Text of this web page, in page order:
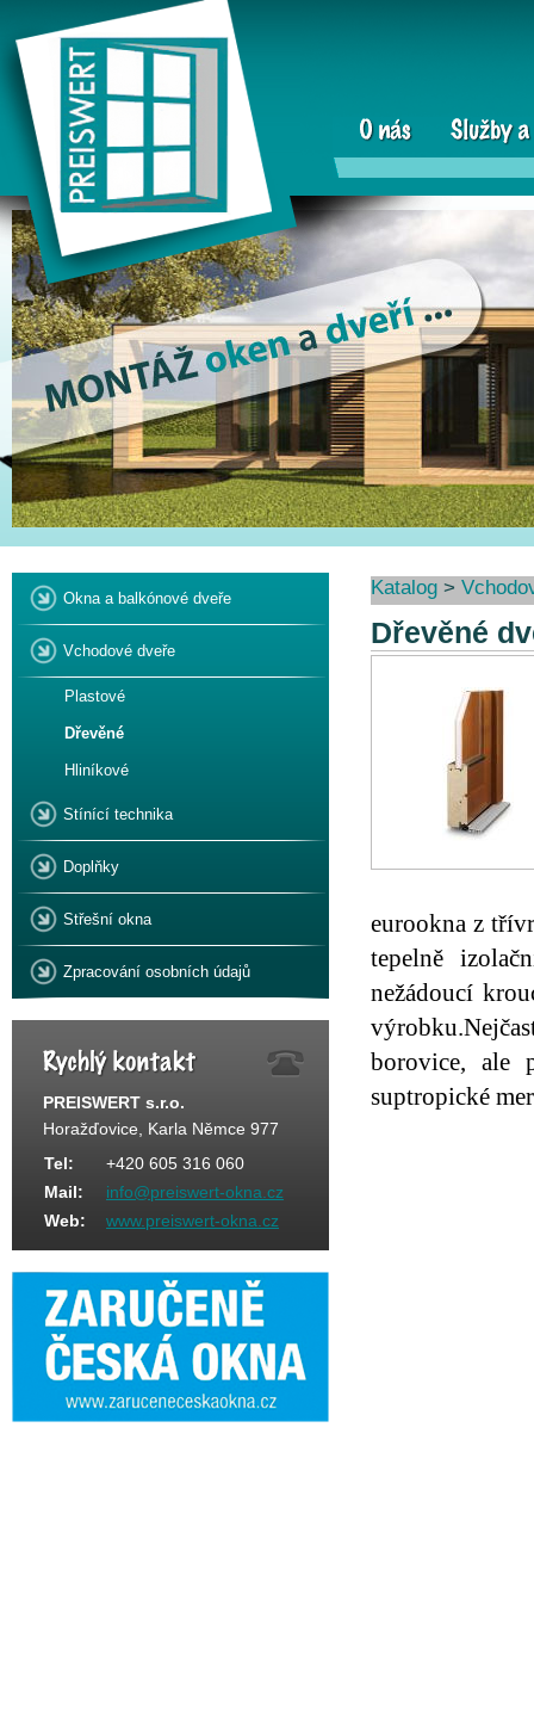
Okna a balkónové dveře
Vchodové dveře
Plastové
Dřevěné
Hliníkové
Stínící technika
Doplňky
Střešní okna
Zpracování osobních údajů
PREISWERT s.r.o.
Horažďovice, Karla Němce 977
Tel:
+420 605 316 060
Mail:
info@preiswert-okna.cz
Web:
www.preiswert-okna.cz
Katalog >
Dřevěné
eurookna z
tepelně
nežádoucí
borovice, ale
suptropické